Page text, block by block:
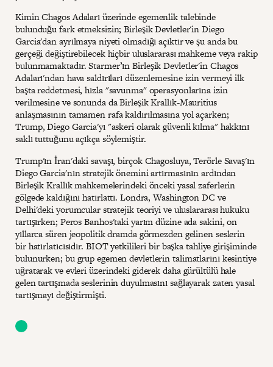
Kimin Chagos Adaları üzerinde egemenlik talebinde
bulunduğu fark etmeksizin; Birleşik Devletler'in Diego
Garcia'dan ayrılmaya niyeti olmadığı açıktır ve şu anda bu
gerçeği değiştirebilecek hiçbir uluslararası mahkeme veya rakip
bulunmamaktadır. Starmer’ın Birleşik Devletler'in Chagos
Adaları'ndan hava saldırıları düzenlemesine izin vermeyi ilk
başta reddetmesi, hızla "savunma" operasyonlarına izin
verilmesine ve sonunda da Birleşik Krallık-Mauritius
anlaşmasının tamamen rafa kaldırılmasına yol açarken;
Trump, Diego Garcia'yı "askeri olarak güvenli kılma" hakkını
saklı tuttuğunu açıkça söylemiştir.
Trump'ın İran'daki savaşı, birçok Chagosluya, Terörle Savaş'ın
Diego Garcia'nın stratejik önemini artırmasının ardından
Birleşik Krallık mahkemelerindeki önceki yasal zaferlerin
gölgede kaldığını hatırlattı. Londra, Washington DC ve
Delhi'deki yorumcular stratejik teoriyi ve uluslararası hukuku
tartışırken; Peros Banhos'taki yarım düzine ada sakini, on
yıllarca süren jeopolitik dramda görmezden gelinen seslerin
bir hatırlatıcısıdır. BIOT yetkilileri bir başka tahliye girişiminde
bulunurken; bu grup egemen devletlerin talimatlarını kesintiye
uğratarak ve evleri üzerindeki giderek daha gürültülü hale
gelen tartışmada seslerinin duyulmasını sağlayarak zaten yasal
tartışmayı değiştirmişti.